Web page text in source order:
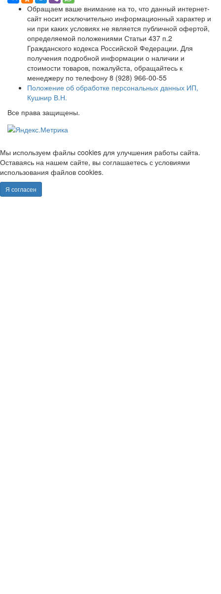
Обращаем ваше внимание на то, что данный интернет-
сайт носит исключительно информационный характер и
ни при каких условиях не является публичной офертой,
определяемой положениями Статьи 437 п.2
Гражданского кодекса Российской Федерации. Для
получения подробной информации о наличии и
стоимости товаров, пожалуйста, обращайтесь к
менеджеру по телефону 8 (928) 966-00-55
Положение об обработке персональных данных ИП,
Кушнир В.Н.
Все права защищены.
Мы используем файлы cookies для улучшения работы сайта.
Оставаясь на нашем сайте, вы соглашаетесь с условиями
использования файлов cookies.
Я согласен